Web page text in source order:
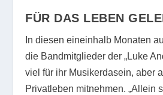
FÜR DAS LEBEN
In diesen eineinhalb Monaten
die Bandmitglieder der „Luke
viel für ihr Musikerdasein, aber
Privatleben mitnehmen. „Allein